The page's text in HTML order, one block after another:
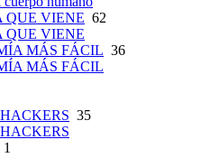
QUE VIENE 62
QUE VIENE
MÁS FÁCIL 36
MÁS FÁCIL
35
1